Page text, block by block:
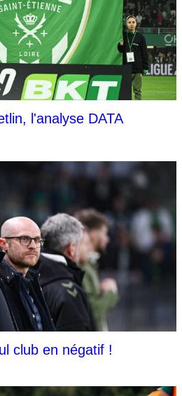
l'analyse DATA
club en négatif !